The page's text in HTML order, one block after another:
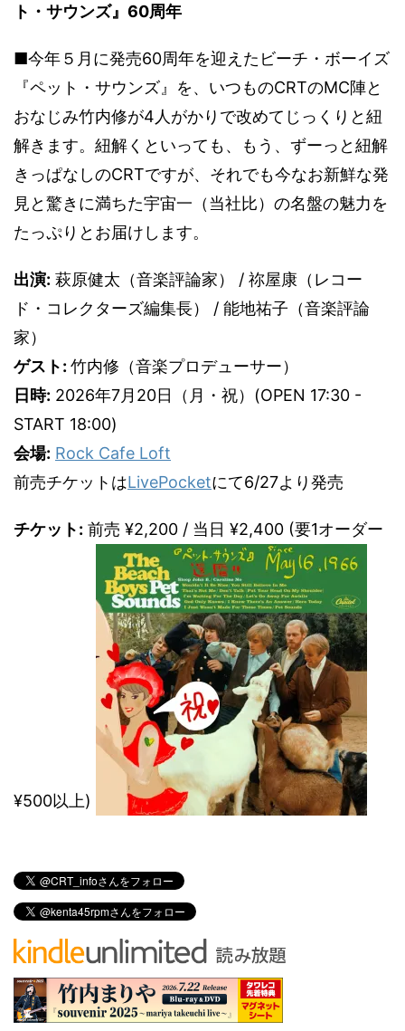
ト・サウンズ』60周年
■今年５月に発売60周年を迎えたビーチ・ボーイズ
『ペット・サウンズ』を、いつものCRTのMC陣と
おなじみ竹内修が4人がかりで改めてじっくりと紐
解きます。紐解くといっても、もう、ずーっと紐解
きっぱなしのCRTですが、それでも今なお新鮮な発
見と驚きに満ちた宇宙一（当社比）の名盤の魅力を
たっぷりとお届けします。
出演: 萩原健太（音楽評論家） / 祢屋康（レコー
ド・コレクターズ編集長） / 能地祐子（音楽評論
家）
ゲスト: 竹内修（音楽プロデューサー）
日時: 2026年7月20日（月・祝）(OPEN 17:30 -
START 18:00)
会場: Rock Cafe Loft
前売チケットはLivePocketにて6/27より発売
チケット: 前売 ¥2,200 / 当日 ¥2,400 (要1オーダー
¥500以上)